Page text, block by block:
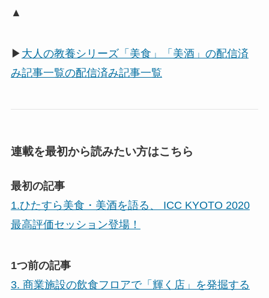
▲
▶ 大人の教養シリーズ「美食」「美酒」の配信済
み記事一覧の配信済み記事一覧
連載を最初から読みたい方はこちら
最初の記事
1.ひたすら美食・美酒を語る、 ICC KYOTO 2020
最高評価セッション登場！
1つ前の記事
3. 商業施設の飲食フロアで「輝く店」を発掘する